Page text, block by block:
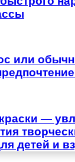
или
—
детей и